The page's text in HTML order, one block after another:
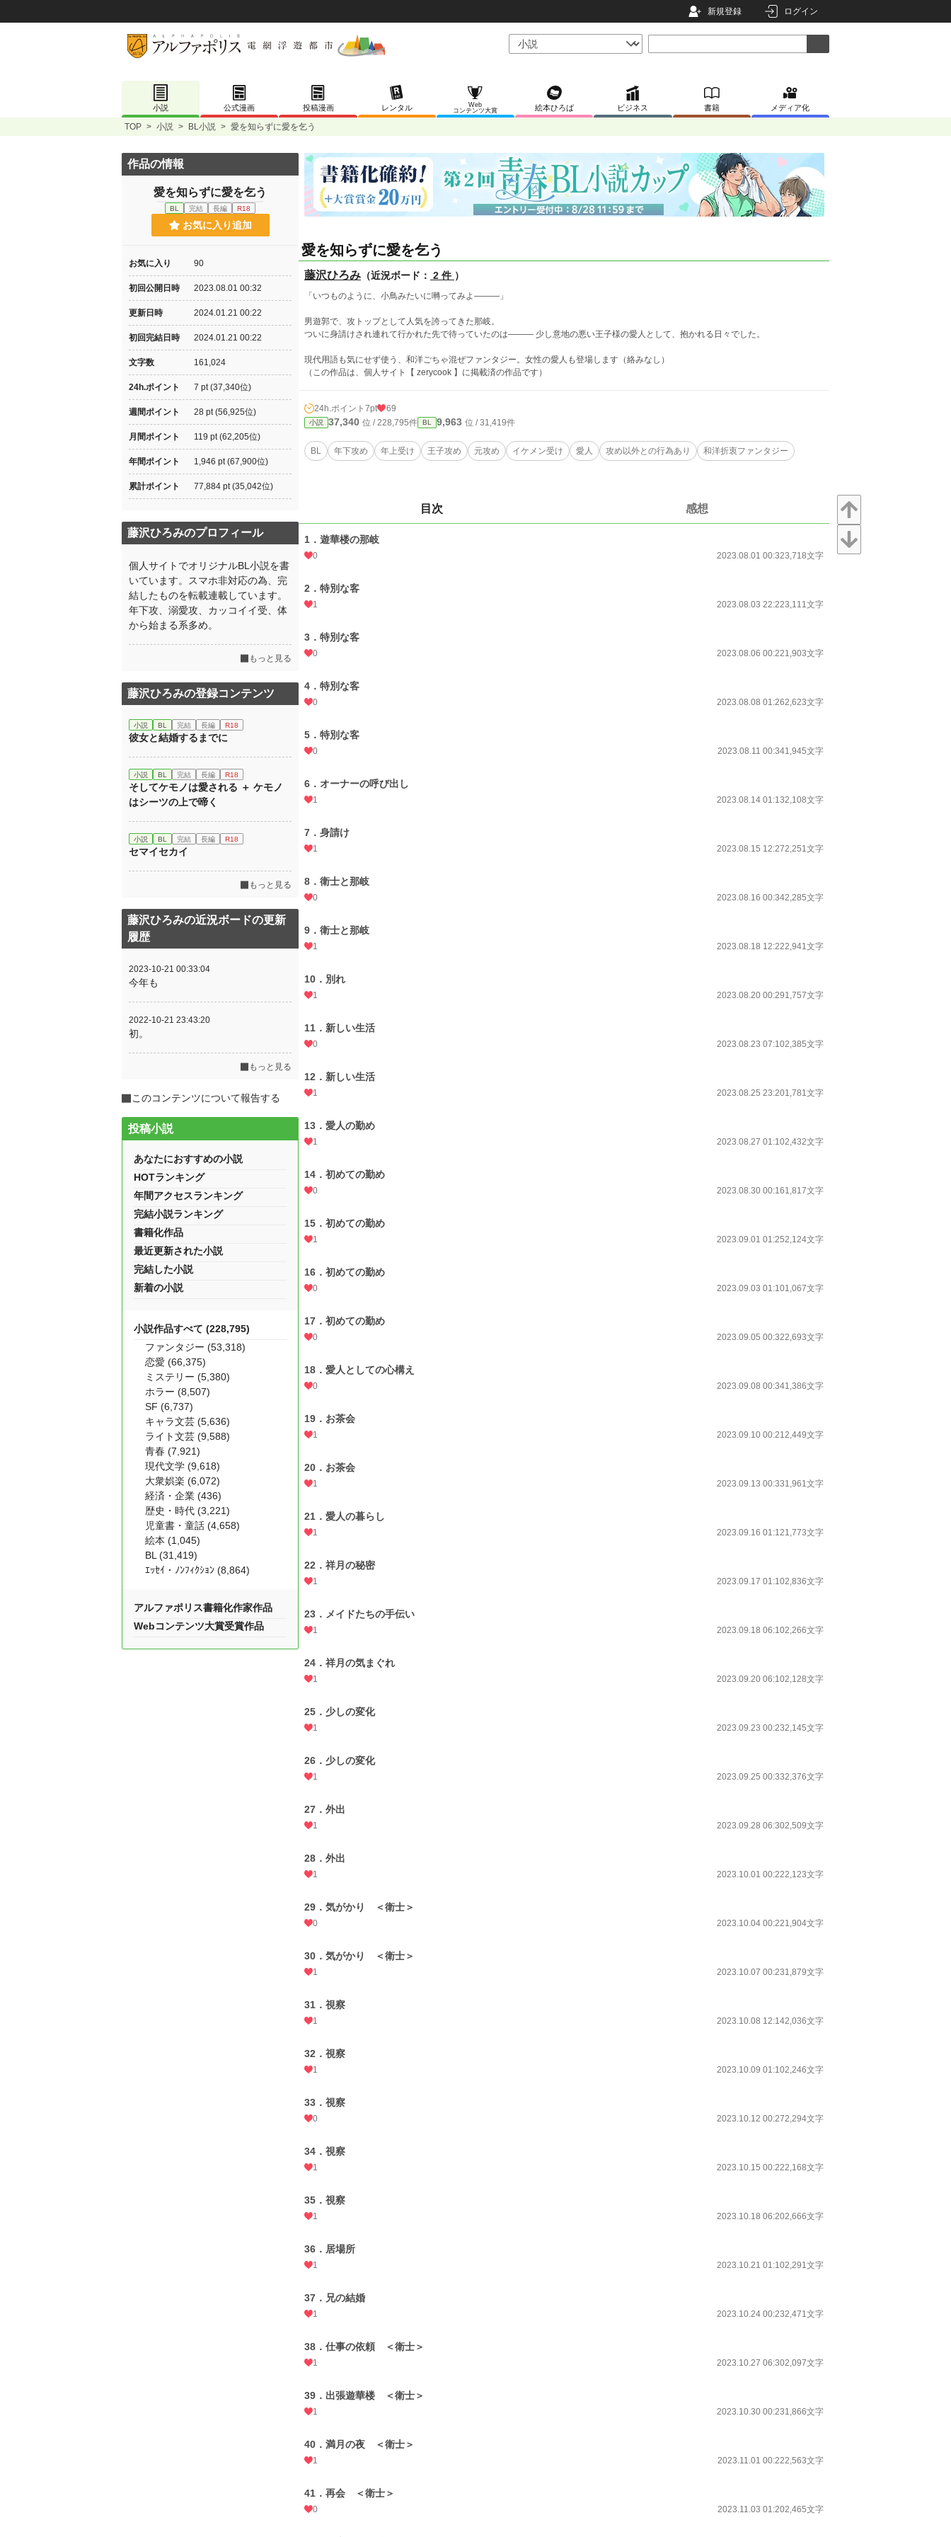
新規登録 ログイン
小説 公式漫画 投稿漫画 レンタル
Web
コンテンツ大賞
絵本ひろば ビジネス 書籍 メディア化
TOP > 小説 > BL小説 > 愛を知らずに愛を乞う
愛を知らずに愛を乞う
藤沢ひろみ （近況ボード： 2 件 ）
「いつものように、小鳥みたいに囀ってみよ―――」
男遊郭で、攻トップとして人気を誇ってきた那岐。
ついに身請けされ連れて行かれた先で待っていたのは――― 少し意地の悪い王子様の愛人として、抱かれる日々でした。
現代用語も気にせず使う、和洋ごちゃ混ぜファンタジー。女性の愛人も登場します（絡みなし）
（この作品は、個人サイト【 zerycook 】に掲載済の作品です）
24h.ポイント 7pt 69
小説 37,340 位 / 228,795件 BL 9,963 位 / 31,419件
BL 年下攻め 年上受け 王子攻め 元攻め イケメン受け 愛人 攻め以外との行為あり 和洋折衷ファンタジー
目次 感想
1．遊華楼の那岐
0 2023.08.01 00:323,718文字
2．特別な客
1 2023.08.03 22:223,111文字
3．特別な客
0 2023.08.06 00:221,903文字
4．特別な客
0 2023.08.08 01:262,623文字
5．特別な客
0 2023.08.11 00:341,945文字
6．オーナーの呼び出し
1 2023.08.14 01:132,108文字
7．身請け
1 2023.08.15 12:272,251文字
8．衛士と那岐
0 2023.08.16 00:342,285文字
9．衛士と那岐
1 2023.08.18 12:222,941文字
10．別れ
1 2023.08.20 00:291,757文字
11．新しい生活
0 2023.08.23 07:102,385文字
12．新しい生活
1 2023.08.25 23:201,781文字
13．愛人の勤め
1 2023.08.27 01:102,432文字
14．初めての勤め
0 2023.08.30 00:161,817文字
15．初めての勤め
1 2023.09.01 01:252,124文字
16．初めての勤め
0 2023.09.03 01:101,067文字
17．初めての勤め
0 2023.09.05 00:322,693文字
18．愛人としての心構え
0 2023.09.08 00:341,386文字
19．お茶会
1 2023.09.10 00:212,449文字
20．お茶会
1 2023.09.13 00:331,961文字
21．愛人の暮らし
1 2023.09.16 01:121,773文字
22．祥月の秘密
1 2023.09.17 01:102,836文字
23．メイドたちの手伝い
1 2023.09.18 06:102,266文字
24．祥月の気まぐれ
1 2023.09.20 06:102,128文字
25．少しの変化
1 2023.09.23 00:232,145文字
26．少しの変化
1 2023.09.25 00:332,376文字
27．外出
1 2023.09.28 06:302,509文字
28．外出
1 2023.10.01 00:222,123文字
29．気がかり ＜衛士＞
0 2023.10.04 00:221,904文字
30．気がかり ＜衛士＞
1 2023.10.07 00:231,879文字
31．視察
1 2023.10.08 12:142,036文字
32．視察
1 2023.10.09 01:102,246文字
33．視察
0 2023.10.12 00:272,294文字
34．視察
1 2023.10.15 00:222,168文字
35．視察
1 2023.10.18 06:202,666文字
36．居場所
1 2023.10.21 01:102,291文字
37．兄の結婚
1 2023.10.24 00:232,471文字
38．仕事の依頼 ＜衛士＞
1 2023.10.27 06:302,097文字
39．出張遊華楼 ＜衛士＞
1 2023.10.30 00:231,866文字
40．満月の夜 ＜衛士＞
1 2023.11.01 00:222,563文字
41．再会 ＜衛士＞
0 2023.11.03 01:202,465文字
作品の情報
愛を知らずに愛を乞う
BL 完結 長編 R18
お気に入り追加
お気に入り 90
初回公開日時 2023.08.01 00:32
更新日時 2024.01.21 00:22
初回完結日時 2024.01.21 00:22
文字数 161,024
24h.ポイント 7 pt (37,340位)
週間ポイント 28 pt (56,925位)
月間ポイント 119 pt (62,205位)
年間ポイント 1,946 pt (67,900位)
累計ポイント 77,884 pt (35,042位)
藤沢ひろみのプロフィール
個人サイトでオリジナルBL小説を書
いています。スマホ非対応の為、完
結したものを転載連載しています。
年下攻、溺愛攻、カッコイイ受、体
から始まる系多め。
もっと見る
藤沢ひろみの登録コンテンツ
小説 BL 完結 長編 R18
彼女と結婚するまでに
小説 BL 完結 長編 R18
そしてケモノは愛される ＋ ケモノ
はシーツの上で啼く
小説 BL 完結 長編 R18
セマイセカイ
もっと見る
藤沢ひろみの近況ボードの更新
履歴
2023-10-21 00:33:04
今年も
2022-10-21 23:43:20
初。
もっと見る
このコンテンツについて報告する
投稿小説
あなたにおすすめの小説
HOTランキング
年間アクセスランキング
完結小説ランキング
書籍化作品
最近更新された小説
完結した小説
新着の小説
小説作品すべて (228,795)
ファンタジー (53,318)
恋愛 (66,375)
ミステリー (5,380)
ホラー (8,507)
SF (6,737)
キャラ文芸 (5,636)
ライト文芸 (9,588)
青春 (7,921)
現代文学 (9,618)
大衆娯楽 (6,072)
経済・企業 (436)
歴史・時代 (3,221)
児童書・童話 (4,658)
絵本 (1,045)
BL (31,419)
ｴｯｾｲ・ﾉﾝﾌｨｸｼｮﾝ (8,864)
アルファポリス書籍化作家作品
Webコンテンツ大賞受賞作品